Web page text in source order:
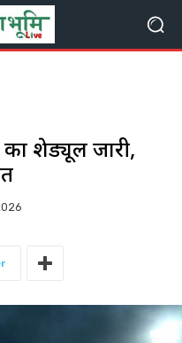
शेड्यूल जारी,